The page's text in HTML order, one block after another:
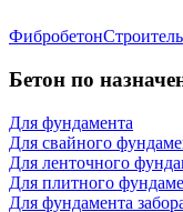
Фибробетон
Бетон по
Для фундамента
Для свайного
Для ленточного
Для плитного
Для фундамента